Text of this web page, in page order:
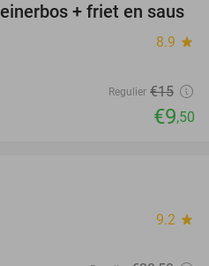
37%
+ friet en saus
8.9 star
Regulier €15
€9,50
9.2 star